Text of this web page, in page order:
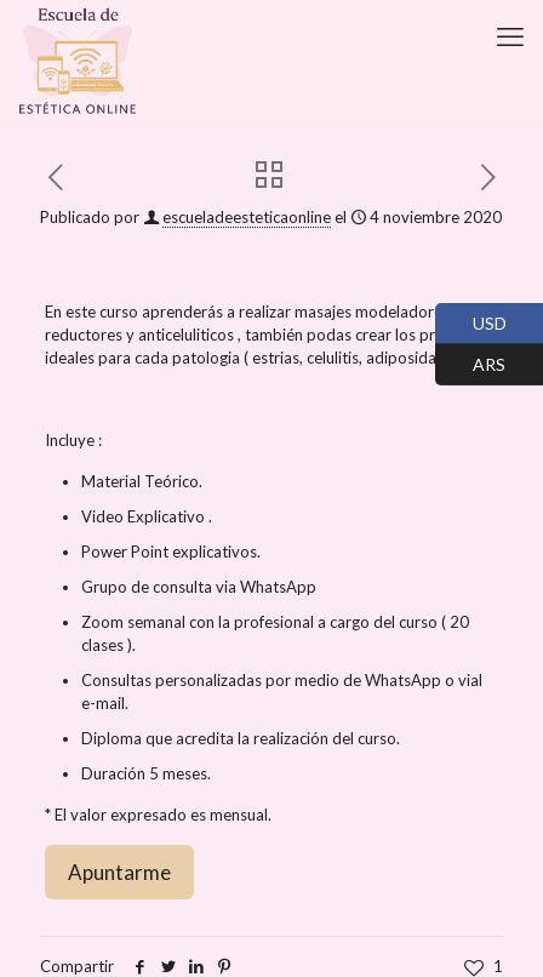
Publicado por escueladeesteticaonlineel 4 noviembre 2020
En este curso aprenderás a realizar masajes modeladores,
reductores y anticeluliticos , también podas crear los protocolos
ideales para cada patologia ( estrias, celulitis, adiposidad, etc)
Incluye :
Material Teórico.
Video Explicativo .
Power Point explicativos.
Grupo de consulta via WhatsApp
Zoom semanal con la profesional a cargo del curso ( 20
clases ).
Consultas personalizadas por medio de WhatsApp o vial
e-mail.
Diploma que acredita la realización del curso.
Duración 5 meses.
* El valor expresado es mensual.
Compartir 1
USD
ARS